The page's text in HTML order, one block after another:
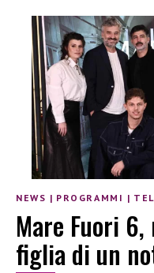
NEWS | PROGRAMMI |
Mare Fuori
figlia di un